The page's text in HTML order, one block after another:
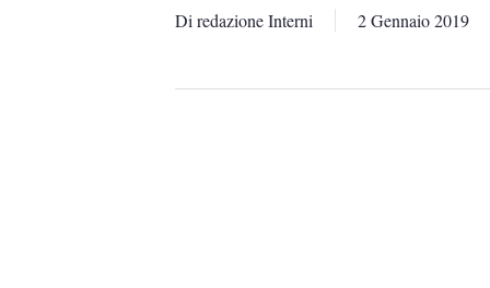
Di redazione Interni 2 Gennaio 2019